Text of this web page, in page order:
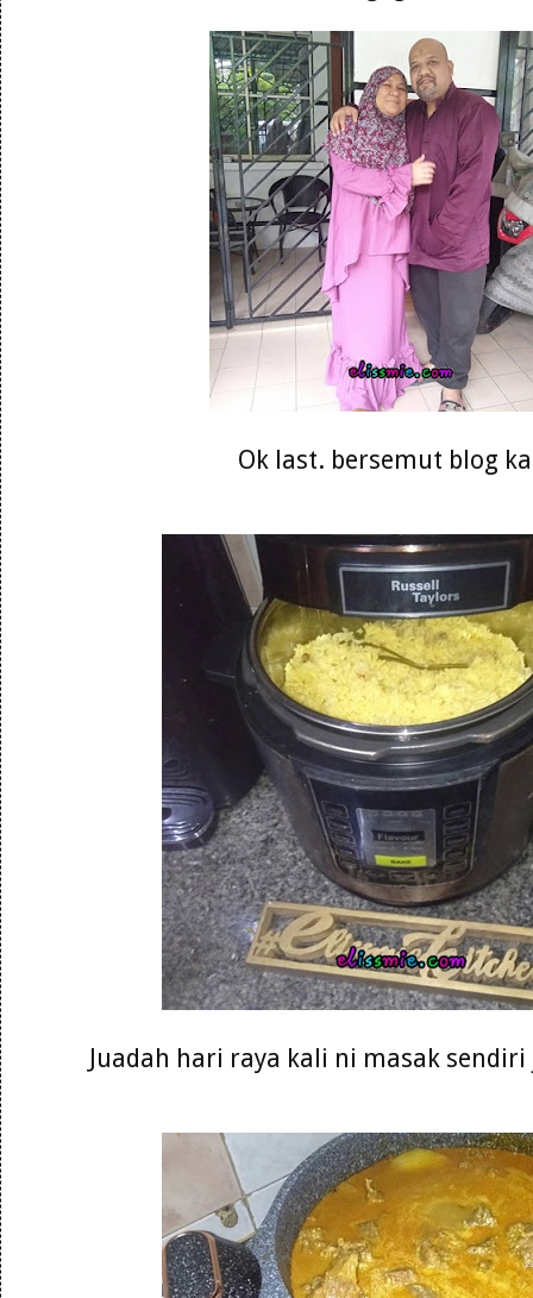
Ok last. bersemut blog
Juadah hari raya kali ni masak